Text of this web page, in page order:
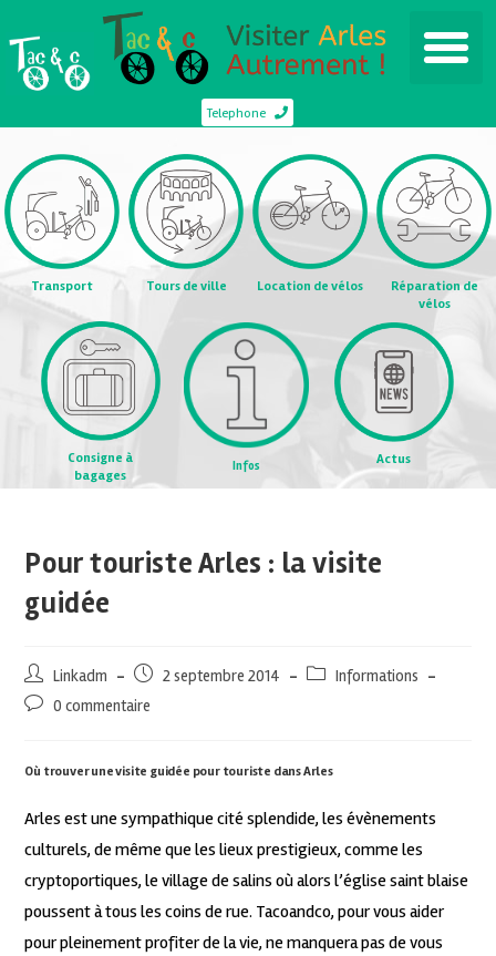
Telephone
Transport Tours de ville Location de vélos
Réparation de
vélos
Consigne à
bagages
Infos Actus
Pour touriste Arles : la visite
guidée
Linkadm 2 septembre 2014
Informations
0 commentaire
Où trouver une visite guidée pour touriste dans Arles
Arles est une sympathique cité splendide, les évènements
culturels, de même que les lieux prestigieux, comme les
cryptoportiques, le village de salins où alors l’église saint blaise
poussent à tous les coins de rue. Tacoandco, pour vous aider
pour pleinement profiter de la vie, ne manquera pas de vous